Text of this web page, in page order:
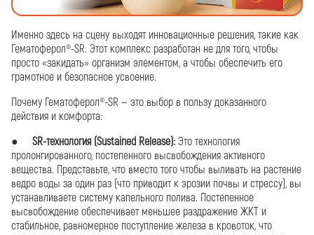
Именно здесь на сцену выходят инновационные решения, такие как
Гематоферол®-SR. Этот комплекс разработан не для того, чтобы
просто «закидать» организм элементом, а чтобы обеспечить его
грамотное и безопасное усвоение.
Почему Гематоферол®-SR — это выбор в пользу доказанного
действия и комфорта:
● SR-технология (Sustained Release): Это технология
пролонгированного, постепенного высвобождения активного
вещества. Представьте, что вместо того чтобы выливать на растение
ведро воды за один раз (что приводит к эрозии почвы и стрессу), вы
устанавливаете систему капельного полива. Постепенное
высвобождение обеспечивает меньшее раздражение ЖКТ и
стабильное, равномерное поступление железа в кровоток, что